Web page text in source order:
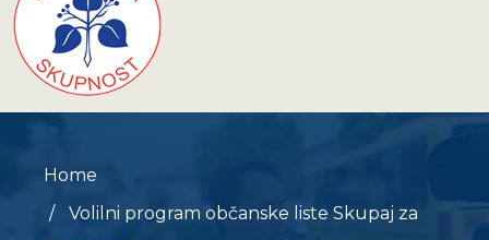
Home
Volilni program občanske liste Skupaj za